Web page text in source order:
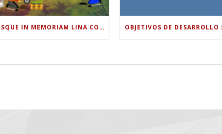
BOSQUE IN MEMORIAM LINA CONSTANZA FRANCO PARDO